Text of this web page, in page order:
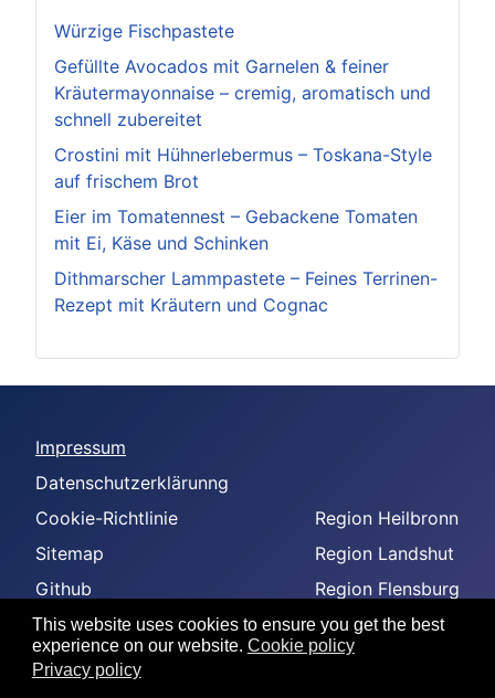
This website uses cookies to ensure you get the best
experience on our website. Cookie policy
Privacy policy
Würzige Fischpastete
Gefüllte Avocados mit Garnelen & feiner
Kräutermayonnaise – cremig, aromatisch und
schnell zubereitet
Crostini mit Hühnerlebermus – Toskana-Style
auf frischem Brot
Eier im Tomatennest – Gebackene Tomaten
mit Ei, Käse und Schinken
Dithmarscher Lammpastete – Feines Terrinen-
Rezept mit Kräutern und Cognac
Impressum
Datenschutzerklärunng
Cookie-Richtlinie
Sitemap
Github
-
--
Region Heilbronn
Region Landshut
Region Flensburg
Region Amberg